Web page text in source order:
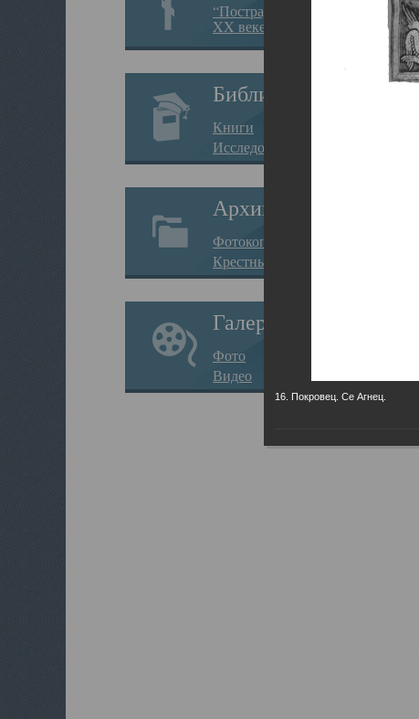
“Пострадавшие за веру в
XX веке на Севере”
Библиотека
Книги
Исследования
Архив
Фотокопии дел
Крестные ходы
Галерея
Фото
Видео
16. Покровец. Се Агнец.